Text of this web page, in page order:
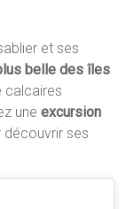
et ses
belle des îles
calcaires
uneexcursion
découvrir ses